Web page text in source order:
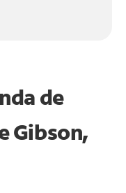
de
Gibson,